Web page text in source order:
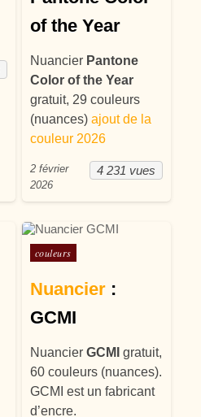
of the Year
Nuancier Pantone
Color of the Year
gratuit, 29 couleurs
(nuances) ajout de la
couleur 2026
4 231 vues
2 février
2026
Posté dans
couleurs
Nuancier:
GCMI
Nuancier GCMI gratuit,
60 couleurs (nuances).
GCMI est un fabricant
d’encre.